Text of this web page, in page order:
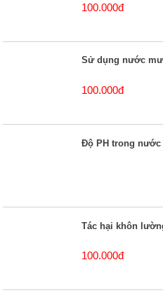
100.000đ
Sử dụng nước
100.000đ
Độ PH trong
Tác hại khôn
100.000đ